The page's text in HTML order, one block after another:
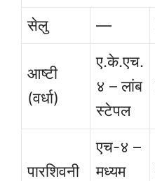
सेलु
—
आष्टी
(वर्धा)
ए.के.एच.
४ – लांब
स्टेपल
पारशिवनी
एच-४ –
मध्यम